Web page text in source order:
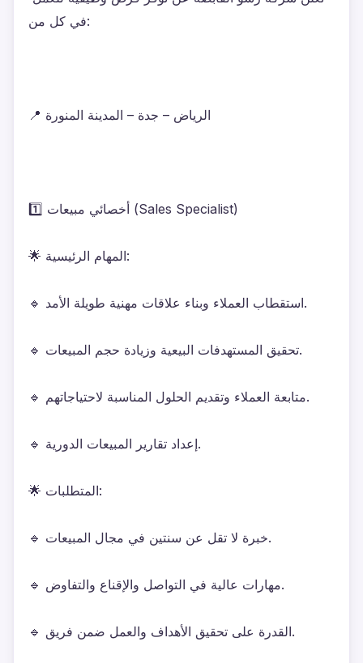
في كل من:
📍 الرياض – جدة – المدينة المنورة
1️⃣ أخصائي مبيعات (Sales Specialist)
🌟 المهام الرئيسية:
🔹 استقطاب العملاء وبناء علاقات مهنية طويلة الأمد.
🔹 تحقيق المستهدفات البيعية وزيادة حجم المبيعات.
🔹 متابعة العملاء وتقديم الحلول المناسبة لاحتياجاتهم.
🔹 إعداد تقارير المبيعات الدورية.
🌟 المتطلبات:
🔹 خبرة لا تقل عن سنتين في مجال المبيعات.
🔹 مهارات عالية في التواصل والإقناع والتفاوض.
🔹 القدرة على تحقيق الأهداف والعمل ضمن فريق.